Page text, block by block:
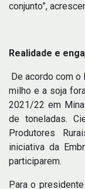
conjunto”,
Realidade e
De acordo com o
milho e a soja
2021/22 em
de toneladas.
Produtores
iniciativa da
participarem.
Para o